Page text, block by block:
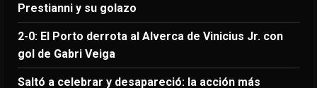
Prestianni y su golazo
2-0: El Porto derrota al Alverca de Vinicius Jr. con
gol de Gabri Veiga
Saltó a celebrar y desapareció: la acción más